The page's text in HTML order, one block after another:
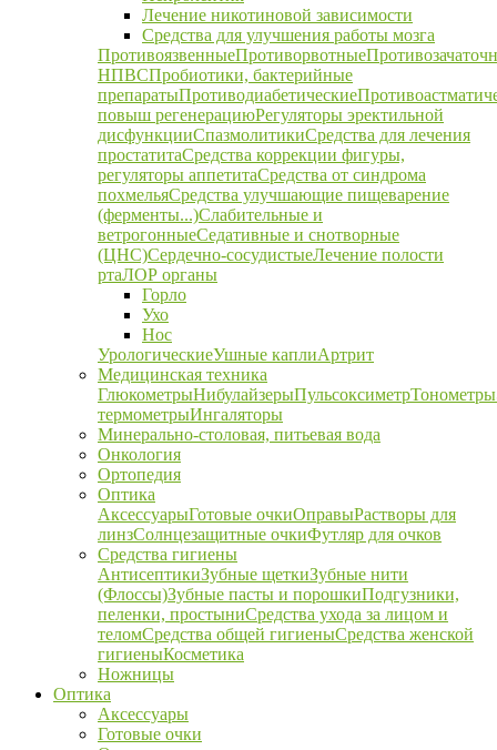
Лечение никотиновой зависимости
Средства для улучшения работы мозга
ПротивоязвенныеПротиворвотные
НПВСПробиотики, бактерийные
препаратыПротиводиабетические
повыш регенерациюРегуляторы эректильной
дисфункцииСпазмолитикиСредства для лечения
простатитаСредства коррекции фигуры,
регуляторы аппетитаСредства от синдрома
похмельяСредства улучшающие пищеварение
(ферменты...)Слабительные и
ветрогонныеСедативные и снотворные
(ЦНС)Сердечно-сосудистыеЛечение полости
ртаЛОР органы
Горло
Ухо
Нос
УрологическиеУшные каплиАртрит
Медицинская техника
ГлюкометрыНибулайзерыПульсоксиметрТонометры
термометрыИнгаляторы
Минерально-столовая, питьевая вода
Онкология
Ортопедия
Оптика
АксессуарыГотовые очкиОправыРастворы для
линзСолнцезащитные очкиФутляр для очков
Средства гигиены
АнтисептикиЗубные щеткиЗубные нити
(Флоссы)Зубные пасты и порошкиПодгузники,
пеленки, простыниСредства ухода за лицом и
теломСредства общей гигиеныСредства женской
гигиеныКосметика
Ножницы
Оптика
Аксессуары
Готовые очки